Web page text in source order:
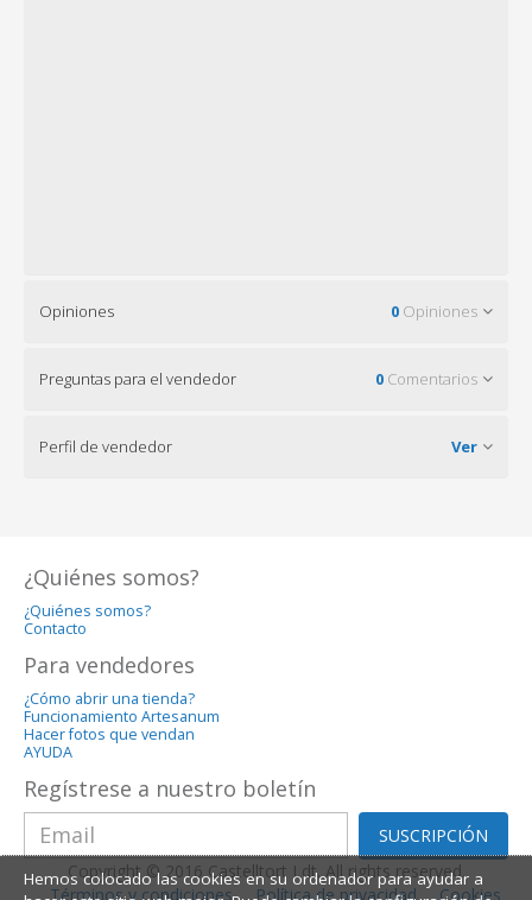
Opiniones 0 Opiniones
Preguntas para el vendedor 0 Comentarios
Perfil de vendedor Ver
¿Quiénes somos?
¿Quiénes somos?
Contacto
Para vendedores
¿Cómo abrir una tienda?
Funcionamiento Artesanum
Hacer fotos que vendan
AYUDA
Regístrese a nuestro boletín
SUSCRIPCIÓN
Copyright © 2016 Castelltort Ldt. All rights reserved.
Términos y condiciones
Política de privacidad Cookies
Hemos colocado las cookies en su ordenador para ayudar a